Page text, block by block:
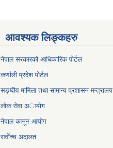
आवश्यक लिङ्कहरु
नेपाल सरकारको आधिकारिक पोर्टल
कर्णाली प्रदेश पोर्टल
सङ्घीय मामिला तथा सामान्य प्रशासन मन्त्रालय
लाेक सेवा अायाेग
नेपाल कानून आयोग
सर्वाेच्च अदालत